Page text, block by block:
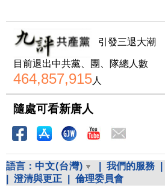
引發三退大潮
目前退出中共黨、團、隊總人數
464,857,915人
隨處可看新唐人
語言： 中文(台灣) 我們的服務
澄清與更正 倫理委員會